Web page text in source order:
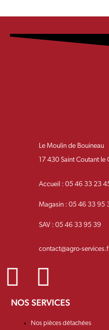
Le Moulin de Bouineau
17 430 Saint Coutant le
Accueil : 05 46 33 23
Magasin : 05 46 33 95
SAV : 05 46 33 95 39
contact@agro-
NOS SERVICES
Nos pièces détachées